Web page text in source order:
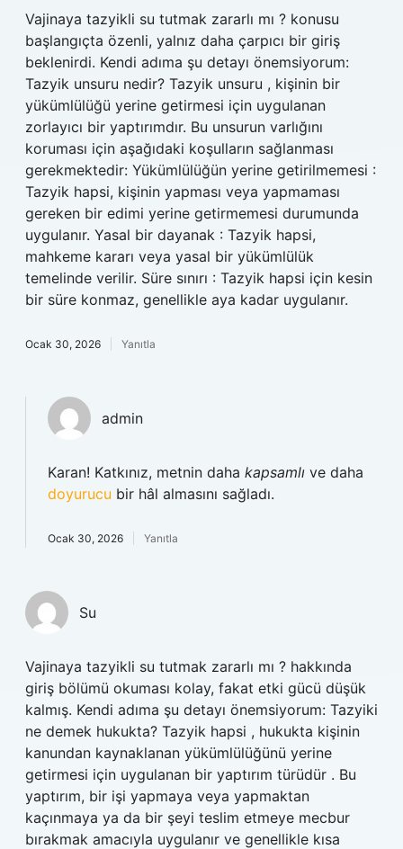
Vajinaya tazyikli su tutmak zararlı mı ? konusu
başlangıçta özenli, yalnız daha çarpıcı bir giriş
beklenirdi. Kendi adıma şu detayı önemsiyorum:
Tazyik unsuru nedir? Tazyik unsuru , kişinin bir
yükümlülüğü yerine getirmesi için uygulanan
zorlayıcı bir yaptırımdır. Bu unsurun varlığını
koruması için aşağıdaki koşulların sağlanması
gerekmektedir: Yükümlülüğün yerine getirilmemesi :
Tazyik hapsi, kişinin yapması veya yapmaması
gereken bir edimi yerine getirmemesi durumunda
uygulanır. Yasal bir dayanak : Tazyik hapsi,
mahkeme kararı veya yasal bir yükümlülük
temelinde verilir. Süre sınırı : Tazyik hapsi için kesin
bir süre konmaz, genellikle aya kadar uygulanır.
Ocak 30, 2026 Yanıtla
admin
Karan! Katkınız, metnin daha kapsamlı ve daha
doyurucu bir hâl almasını sağladı.
Ocak 30, 2026 Yanıtla
Su
Vajinaya tazyikli su tutmak zararlı mı ? hakkında
giriş bölümü okuması kolay, fakat etki gücü düşük
kalmış. Kendi adıma şu detayı önemsiyorum: Tazyiki
ne demek hukukta? Tazyik hapsi , hukukta kişinin
kanundan kaynaklanan yükümlülüğünü yerine
getirmesi için uygulanan bir yaptırım türüdür . Bu
yaptırım, bir işi yapmaya veya yapmaktan
kaçınmaya ya da bir şeyi teslim etmeye mecbur
bırakmak amacıyla uygulanır ve genellikle kısa